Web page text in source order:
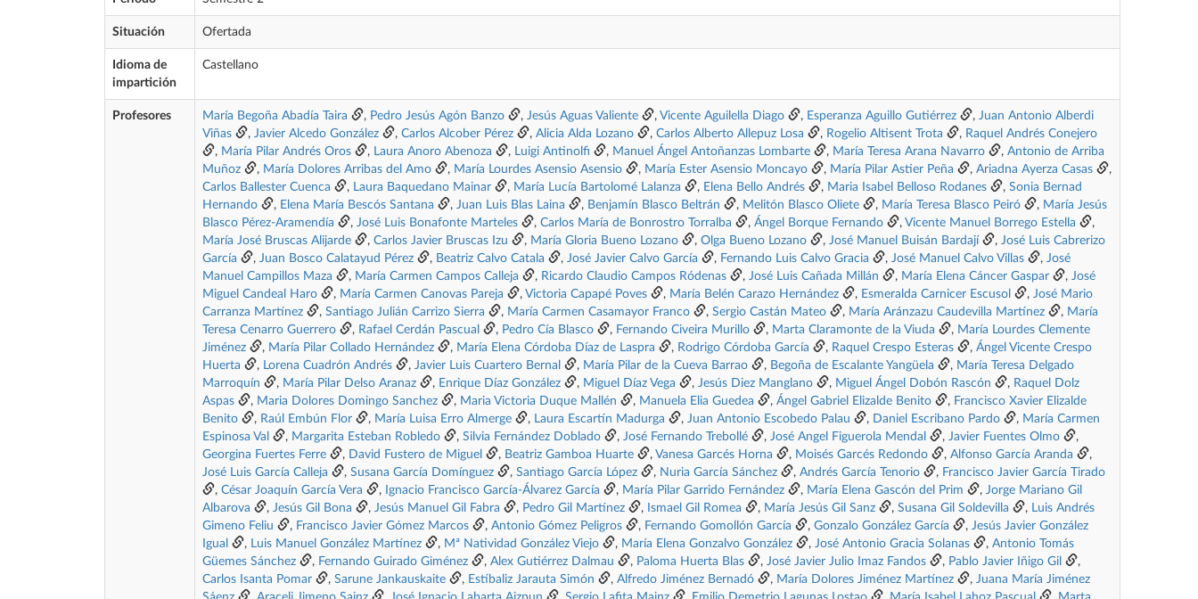
Situación Ofertada
Idioma de
impartición
Castellano
Profesores María Begoña Abadía Taira , Pedro Jesús Agón Banzo , Jesús Aguas Valiente , Vicente Aguilella Diago , Esperanza Aguillo Gutiérrez , Juan Antonio Alberdi
Viñas
, Javier Alcedo González , Carlos Alcober Pérez , Alicia Alda Lozano , Carlos Alberto Allepuz Losa , Rogelio Altisent Trota , Raquel Andrés Conejero
, María Pilar Andrés Oros , Laura Anoro Abenoza , Luigi Antinolfi , Manuel Ángel Antoñanzas Lombarte , María Teresa Arana Navarro , Antonio de Arriba
Muñoz
, María Dolores Arribas del Amo , María Lourdes Asensio Asensio , María Ester Asensio Moncayo , María Pilar Astier Peña , Ariadna Ayerza Casas
,
Carlos Ballester Cuenca
, Laura Baquedano Mainar , María Lucía Bartolomé Lalanza , Elena Bello Andrés , Maria Isabel Belloso Rodanes , Sonia Bernad
Hernando
, Elena María Bescós Santana , Juan Luis Blas Laina , Benjamín Blasco Beltrán , Melitón Blasco Oliete , María Teresa Blasco Peiró , María Jesús
Blasco Pérez-Aramendía
, José Luis Bonafonte Marteles , Carlos María de Bonrostro Torralba , Ángel Borque Fernando , Vicente Manuel Borrego Estella
,
María José Bruscas Alijarde
, Carlos Javier Bruscas Izu , María Gloria Bueno Lozano , Olga Bueno Lozano , José Manuel Buisán Bardají , José Luis Cabrerizo
García
, Juan Bosco Calatayud Pérez , Beatriz Calvo Catala , José Javier Calvo García , Fernando Luis Calvo Gracia , José Manuel Calvo Villas , José
Manuel Campillos Maza
, María Carmen Campos Calleja , Ricardo Claudio Campos Ródenas , José Luis Cañada Millán , María Elena Cáncer Gaspar , José
Miguel Candeal Haro
, María Carmen Canovas Pareja , Victoria Capapé Poves , María Belén Carazo Hernández , Esmeralda Carnicer Escusol , José Mario
Carranza Martínez
, Santiago Julián Carrizo Sierra , María Carmen Casamayor Franco , Sergio Castán Mateo , María Aránzazu Caudevilla Martínez , María
Teresa Cenarro Guerrero
, Rafael Cerdán Pascual , Pedro Cía Blasco , Fernando Civeira Murillo , Marta Claramonte de la Viuda , María Lourdes Clemente
Jiménez
, María Pilar Collado Hernández , María Elena Córdoba Díaz de Laspra , Rodrigo Córdoba García , Raquel Crespo Esteras , Ángel Vicente Crespo
Huerta
, Lorena Cuadrón Andrés , Javier Luis Cuartero Bernal , María Pilar de la Cueva Barrao , Begoña de Escalante Yangüela , María Teresa Delgado
Marroquín
, María Pilar Delso Aranaz , Enrique Díaz González , Miguel Díaz Vega , Jesús Diez Manglano , Miguel Ángel Dobón Rascón , Raquel Dolz
Aspas
, Maria Dolores Domingo Sanchez , Maria Victoria Duque Mallén , Manuela Elia Guedea , Ángel Gabriel Elizalde Benito , Francisco Xavier Elizalde
Benito
, Raúl Embún Flor , María Luisa Erro Almerge , Laura Escartín Madurga , Juan Antonio Escobedo Palau , Daniel Escribano Pardo , María Carmen
Espinosa Val
, Margarita Esteban Robledo , Silvia Fernández Doblado , José Fernando Trebollé , José Angel Figuerola Mendal , Javier Fuentes Olmo
,
Georgina Fuertes Ferre
, David Fustero de Miguel , Beatriz Gamboa Huarte , Vanesa Garcés Horna , Moisés Garcés Redondo , Alfonso García Aranda
,
José Luis García Calleja
, Susana García Domínguez , Santiago García López , Nuria García Sánchez , Andrés García Tenorio , Francisco Javier García Tirado
, César Joaquín García Vera , Ignacio Francisco García-Álvarez García , María Pilar Garrido Fernández , María Elena Gascón del Prim , Jorge Mariano Gil
Albarova
, Jesús Gil Bona , Jesús Manuel Gil Fabra , Pedro Gil Martínez , Ismael Gil Romea , María Jesús Gil Sanz , Susana Gil Soldevilla , Luis Andrés
Gimeno Feliu
, Francisco Javier Gómez Marcos , Antonio Gómez Peligros , Fernando Gomollón García , Gonzalo González García , Jesús Javier González
Igual
, Luis Manuel González Martínez , Mª Natividad González Viejo , María Elena Gonzalvo González , José Antonio Gracia Solanas , Antonio Tomás
Güemes Sánchez
, Fernando Guirado Giménez , Alex Gutiérrez Dalmau , Paloma Huerta Blas , José Javier Julio Imaz Fandos , Pablo Javier Iñigo Gil
,
Carlos Isanta Pomar
, Sarune Jankauskaite , Estíbaliz Jarauta Simón , Alfredo Jiménez Bernadó , María Dolores Jiménez Martínez , Juana María Jiménez